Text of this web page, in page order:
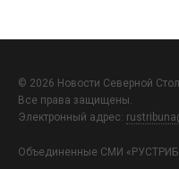
© 2026 Новости Северной
Все права защищены.
Электронный адрес:
Объединенные СМИ